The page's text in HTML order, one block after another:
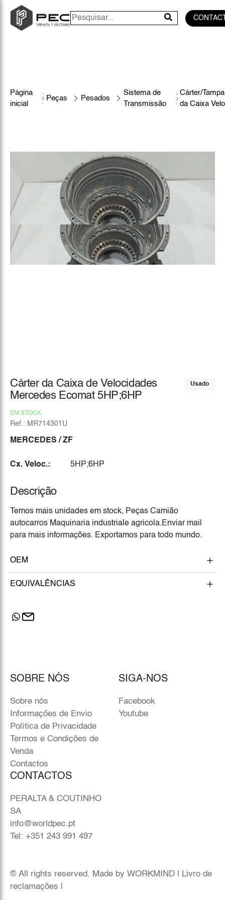
Página
inicial
Peças Pesados
Sistema de
Transmissão
Cárter/Tampa
da Caixa
Usado
Cárter da Caixa de Velocidades
Mercedes Ecomat 5HP;6HP
EM STOCK
Ref.: MR714301U
MERCEDES / ZF
Cx. Veloc.: 5HP;6HP
Descrição
Temos mais unidades em stock, Peças Camião
autocarros Maquinaria industriale agricola.Enviar mail
para mais informações. Exportamos para todo mundo.
OEM
EQUIVALÊNCIAS
SOBRE NÓS
Sobre nós
Informações de Envio
Política de Privacidade
Termos e Condições de
Venda
Contactos
SIGA-NOS
Facebook
Youtube
CONTACTOS
PERALTA & COUTINHO
SA
info@worldpec.pt
Tel: +351 243 991 497
© All rights reserved. Made by WORKMIND
Livro de
reclamações